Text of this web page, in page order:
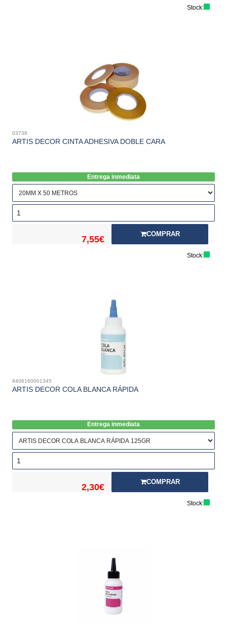
Stock:
03738
ARTIS DECOR CINTA ADHESIVA DOBLE CARA
Entrega inmediata
7,55€
COMPRAR
Stock:
8406160001345
ARTIS DECOR COLA BLANCA RÁPIDA
Entrega inmediata
2,30€
COMPRAR
Stock: